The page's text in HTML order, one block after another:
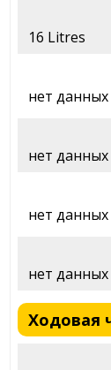
16 Litres
нет данных
нет данных
нет данных
нет данных
Ходовая